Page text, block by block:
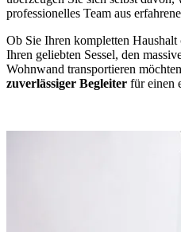
professionelles Team aus
Ob Sie Ihren kompletten
Ihren geliebten Sessel, den
Wohnwand transportieren
zuverlässiger Begleiter für einen